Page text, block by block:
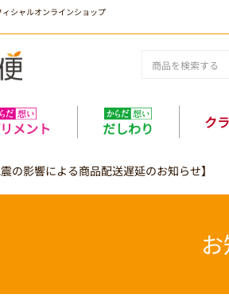
シャルオンラインショップ
メント だしわり ク
の影響による商品配送遅延のお知らせ】